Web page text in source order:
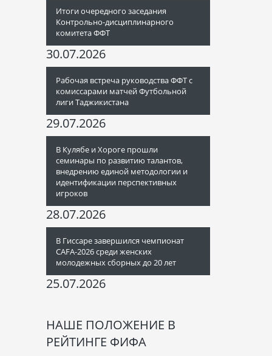
Итоги очередного заседания
Контрольно-дисциплинарного
комитета ФФТ
30.07.2026
Рабочая встреча руководства ФФТ с
комиссарами матчей Футбольной
лиги Таджикистана
29.07.2026
В Кулябе и Хороге прошли
семинары по развитию талантов,
внедрению единой методологии и
идентификации перспективных
игроков
28.07.2026
В Гиссаре завершился чемпионат
CAFA-2026 среди женских
молодежных сборных до 20 лет
25.07.2026
НАШЕ ПОЛОЖЕНИЕ В
РЕЙТИНГЕ ФИФА